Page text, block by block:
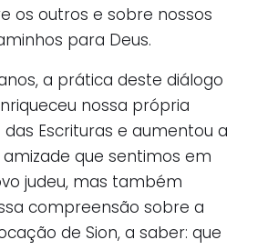
os outros e sobre nossos
para Deus.
a prática deste diálogo
nossa própria
Escrituras e aumentou a
que sentimos em
judeu, mas também
compreensão sobre a
de Sion, a saber: que